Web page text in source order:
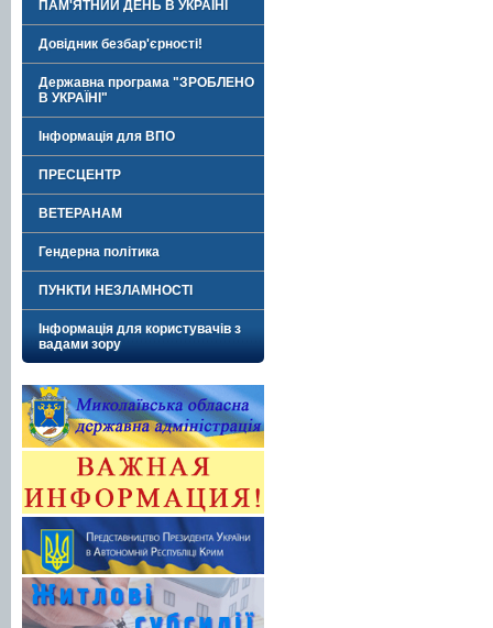
ПАМ'ЯТНИЙ ДЕНЬ В УКРАЇНІ
Довідник безбар'єрності!
Державна програма "ЗРОБЛЕНО
В УКРАЇНІ"
Інформація для ВПО
ПРЕСЦЕНТР
ВЕТЕРАНАМ
Гендерна політика
ПУНКТИ НЕЗЛАМНОСТІ
Інформація для користувачів з
вадами зору